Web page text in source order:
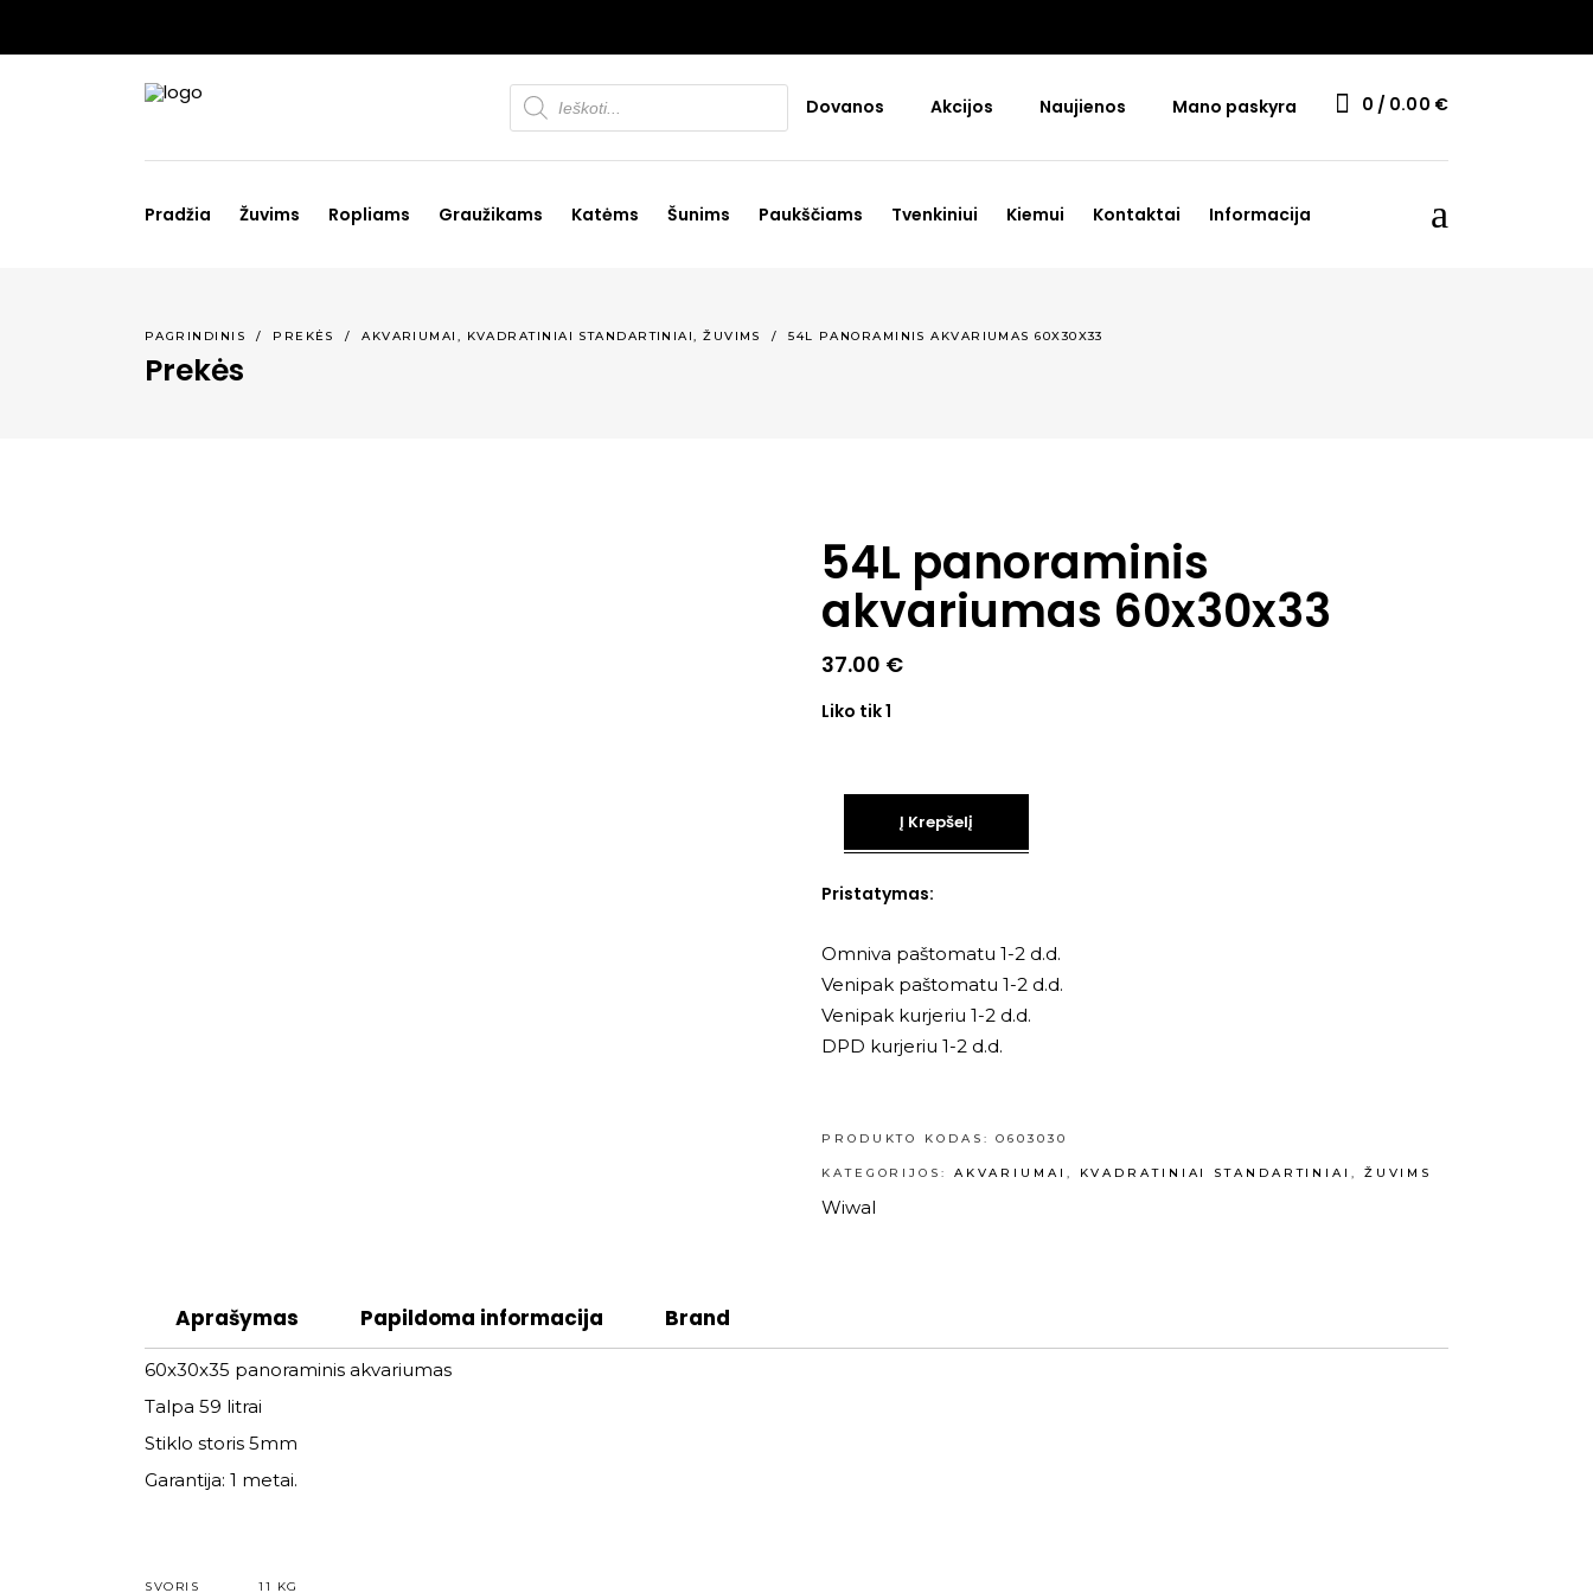
Products
search Dovanos Akcijos Naujienos Mano paskyra 0 0.00 €
Pradžia Žuvims Ropliams Graužikams Katėms Šunims Paukščiams Tvenkiniui Kiemui Kontaktai Informacija
PAGRINDINIS / PREKĖS /AKVARIUMAI , KVADRATINIAI STANDARTINIAI,ŽUVIMS /54L PANORAMINIS AKVARIUMAS 60X30X33
Prekės
54L panoraminis
akvariumas 60x30x33
37.00 €
Liko tik 1
Į Krepšelį
Pristatymas:
Omniva paštomatu 1-2 d.d.
Venipak paštomatu 1-2 d.d.
Venipak kurjeriu 1-2 d.d.
DPD kurjeriu 1-2 d.d.
PRODUKTO KODAS:O603030
KATEGORIJOS: AKVARIUMAI , KVADRATINIAI STANDARTINIAI , ŽUVIMS
Wiwal
Aprašymas Papildoma informacija Brand
60x30x35 panoraminis akvariumas
Talpa 59 litrai
Stiklo storis 5mm
Garantija: 1 metai.
SVORIS
11 KG